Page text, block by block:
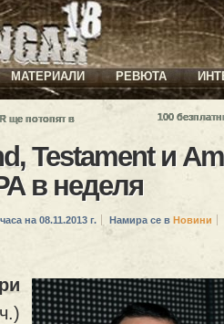
МАТЕРИАЛИ РЕВЮТА
ще потопят в
100
Testament и
в неделя
на 08.11.2013 г. Намира се в Новини